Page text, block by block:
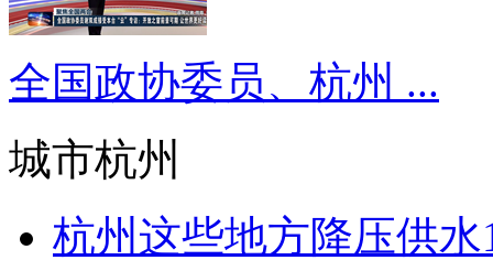
全国政协委员、杭州 ...
城市杭州
杭州这些地方降压供